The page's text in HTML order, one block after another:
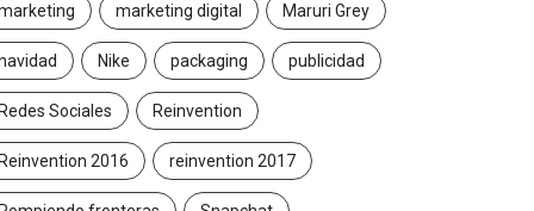
marketing digital Maruri Grey
Nike packaging publicidad
Sociales Reinvention
2016 reinvention 2017